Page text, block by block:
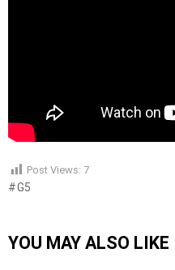
Post Views: 7
G5
YOU MAY ALSO LIKE